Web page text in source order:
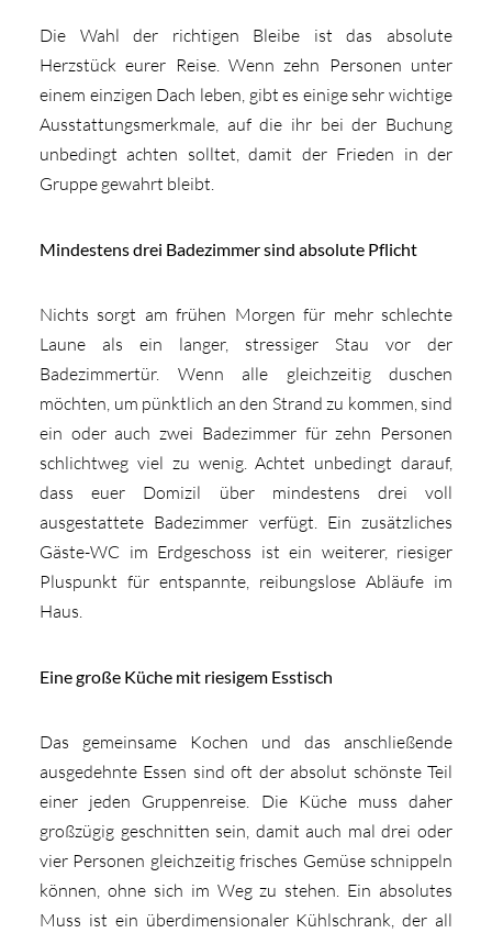
Die Wahl der richtigen Bleibe ist das absolute
Herzstück eurer Reise. Wenn zehn Personen unter
einem einzigen Dach leben, gibt es einige sehr wichtige
Ausstattungsmerkmale, auf die ihr bei der Buchung
unbedingt achten solltet, damit der Frieden in der
Gruppe gewahrt bleibt.
Mindestens drei Badezimmer sind absolute Pflicht
Nichts sorgt am frühen Morgen für mehr schlechte
Laune als ein langer, stressiger Stau vor der
Badezimmertür. Wenn alle gleichzeitig duschen
möchten, um pünktlich an den Strand zu kommen, sind
ein oder auch zwei Badezimmer für zehn Personen
schlichtweg viel zu wenig. Achtet unbedingt darauf,
dass euer Domizil über mindestens drei voll
ausgestattete Badezimmer verfügt. Ein zusätzliches
Gäste-WC im Erdgeschoss ist ein weiterer, riesiger
Pluspunkt für entspannte, reibungslose Abläufe im
Haus.
Eine große Küche mit riesigem Esstisch
Das gemeinsame Kochen und das anschließende
ausgedehnte Essen sind oft der absolut schönste Teil
einer jeden Gruppenreise. Die Küche muss daher
großzügig geschnitten sein, damit auch mal drei oder
vier Personen gleichzeitig frisches Gemüse schnippeln
können, ohne sich im Weg zu stehen. Ein absolutes
Muss ist ein überdimensionaler Kühlschrank, der all